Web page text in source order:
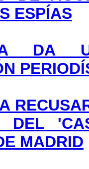
ESPÍAS
DA
DEL
MADRID